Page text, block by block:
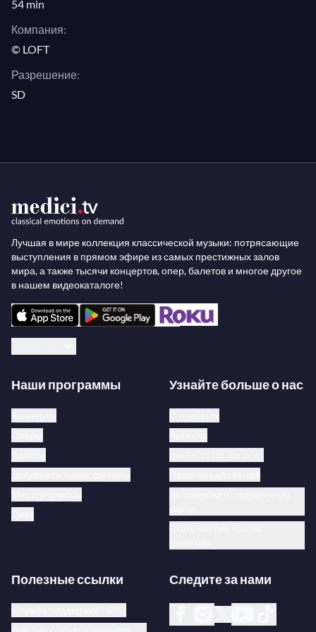
54 min
Компания:
© LOFT
Разрешение:
SD
Лучшая в мире коллекция классической музыки: потрясающие
выступления в прямом эфире из самых престижных залов
мира, а также тысячи концертов, опер, балетов и многое другое
в нашем видеокаталоге!
Наши программы Узнайте больше о нас
Полезные ссылки Следите за нами